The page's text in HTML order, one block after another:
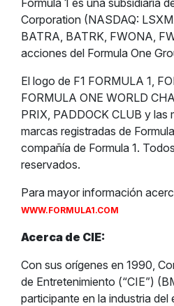
Formula 1 es una subsidiaria
Corporation (NASDAQ:
BATRA, BATRK, FWONA,
acciones del Formula One
El logo de F1 FORMULA 1,
FORMULA ONE WORLD
PRIX, PADDOCK CLUB y las
marcas registradas de
compañía de Formula 1.
reservados.
Para mayor información
WWW.FORMULA1.COM
Acerca de CIE:
Con sus orígenes en 1990,
de Entretenimiento (“CIE”)
participante en la industria